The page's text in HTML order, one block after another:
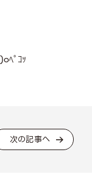
ﾍﾟｺｯ
次の記事へ